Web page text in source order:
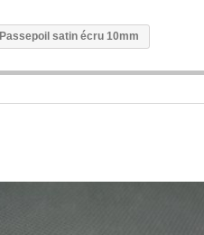
Passepoil satin écru 10mm